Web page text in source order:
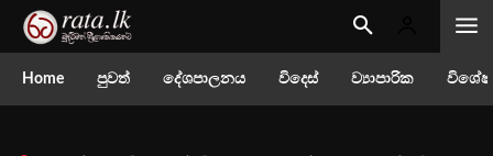
Home පුවත් දේශපාලනය විදෙස් ව්‍යාපාරික